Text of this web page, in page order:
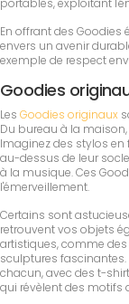
portables, exploitant
En offrant des
envers un avenir
exemple de respect
Goodies
Les Goodies originaux
Du bureau à la
Imaginez des stylos
au-dessus de leur
à la musique. Ces
l'émerveillement.
Certains sont
retrouvent vos objets
artistiques, comme
sculptures
chacun, avec des t-
qui révèlent des motifs